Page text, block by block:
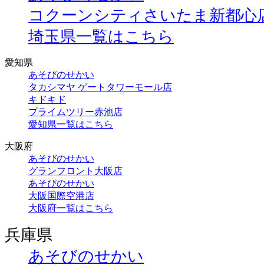
コクーンシティさいたま新都心
埼玉県一覧はこちら
愛知県
あそびのせかい
タカシマヤ ゲートタワーモール店
キドキド
プライムツリー赤池店
愛知県一覧はこちら
大阪府
あそびのせかい
グランフロント大阪店
あそびのせかい
大阪国際空港店
大阪府一覧はこちら
兵庫県
あそびのせかい